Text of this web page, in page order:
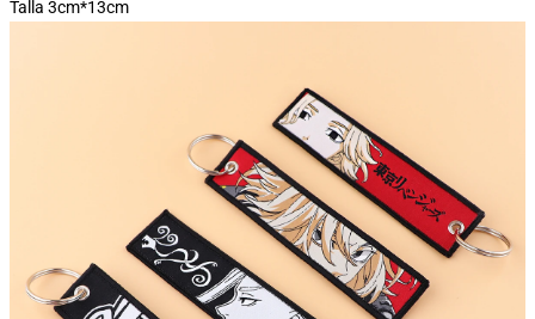
Talla 3cm*13cm